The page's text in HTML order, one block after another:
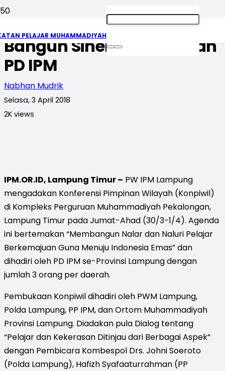
PELAJAR MUHAMMADIYAH
Konpiwil IPM Lampung
Bangun Sinergitas PW dan
PD IPM
Nabhan Mudrik
Selasa, 3 April 2018
2K views
IPM.OR.ID, Lampung Timur – PW IPM Lampung
mengadakan Konferensi Pimpinan Wilayah (Konpiwil)
di Kompleks Perguruan Muhammadiyah Pekalongan,
Lampung Timur pada Jumat-Ahad (30/3-1/4). Agenda
ini bertemakan “Membangun Nalar dan Naluri Pelajar
Berkemajuan Guna Menuju Indonesia Emas” dan
dihadiri oleh PD IPM se-Provinsi Lampung dengan
jumlah 3 orang per daerah.
Pembukaan Konpiwil dihadiri oleh PWM Lampung,
Polda Lampung, PP IPM, dan Ortom Muhammadiyah
Provinsi Lampung. Diadakan pula Dialog tentang
“Pelajar dan Kekerasan Ditinjau dari Berbagai Aspek”
dengan Pembicara Kombespol Drs. Johni Soeroto
(Polda Lampung), Hafizh Syafaaturrahman (PP